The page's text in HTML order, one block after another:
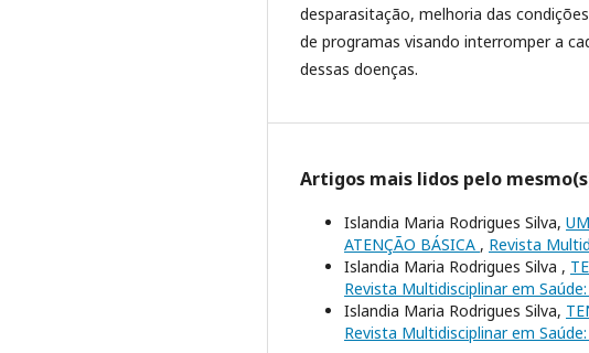
desparasitação, melhoria das
de programas visando interromper a
dessas doenças.
Artigos mais lidos pelo
Islandia Maria Rodrigues Silva,
ATENÇÃO BÁSICA , Revista
Islandia Maria Rodrigues Silva ,
Revista Multidisciplinar em
Islandia Maria Rodrigues Silva,
Revista Multidisciplinar em